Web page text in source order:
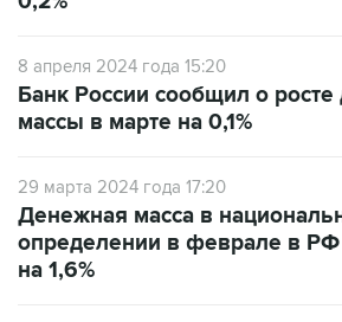
8 апреля 2024 года 15:20
массы в марте на 0,1%
29 марта 2024 года 17:20
определении в феврале в РФ
на 1,6%
6 марта 2024 года 20:51